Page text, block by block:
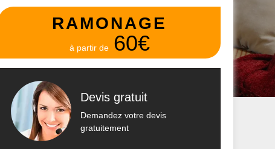
RAMONAGE
à partir de 60€
Devis gratuit
Demandez votre devis
gratuitement